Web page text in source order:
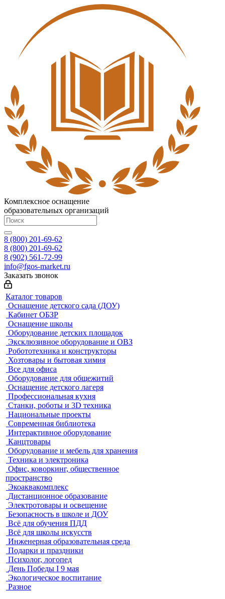
Комплексное оснащение
образовательных организаций
8 (800) 201-69-62
8 (800) 201-69-62
8 (902) 561-72-99
info@fgos-market.ru
Заказать звонок
Каталог товаров
Оснащение детского сада (ДОУ)
Кабинет ОБЗР
Оснащение школы
Оборудование детских площадок
Эксклюзивное оборудование и ОВЗ
Робототехника и конструкторы
Хозтовары и бытовая химия
Все для офиса
Оборудование для общежитий
Оснащение детского лагеря
Профессиональная кухня
Станки, роботы и 3D техника
Национальные проекты
Современная библиотека
Интерактивное оборудование
Канцтовары
Оборудование и мебель для хранения
Техника и электроника
Офис, коворкинг, общественное
пространство
Экоаквакомплекс
Дистанционное образование
Электротовары и освещение
Безопасность в школе и ДОУ
Всё для обучения ПДД
Всё для школы искусств
Инженерная образовательная среда
Подарки и праздники
Психолог, логопед
День Победы I 9 мая
Экологическое воспитание
Разное